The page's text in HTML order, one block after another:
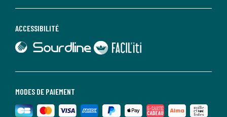
MODES DE PAIEMENT
ACCESSIBILITÉ
lien vers Sourdline
lien vers Faciliti